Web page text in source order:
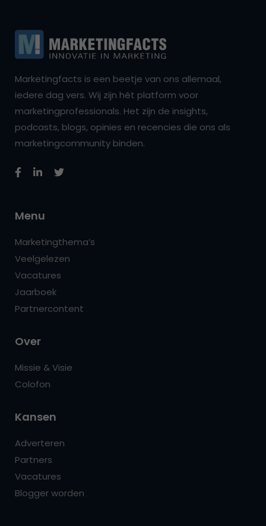
Marketingfacts is een beetje van ons allemaal,
iedere dag vers. Wij zijn hét platform voor
marketingprofessionals. Het zijn de insights,
podcasts, blogs, opinies en recencies die ons als
marketingcommunity binden.
Menu
Marketingthema’s
Veelgelezen
Vacatures
Jaarboek
Partnercontent
Over
Missie & Visie
Colofon
Kansen
Adverteren
Partners
Vacatures
Blogger worden